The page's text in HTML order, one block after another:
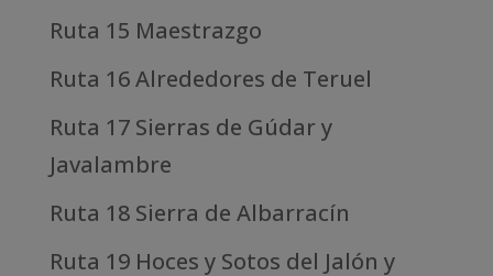
Ruta 15 Maestrazgo
Ruta 16 Alrededores de Teruel
Ruta 17 Sierras de Gúdar y
Javalambre
Ruta 18 Sierra de Albarracín
Ruta 19 Hoces y Sotos del Jalón y